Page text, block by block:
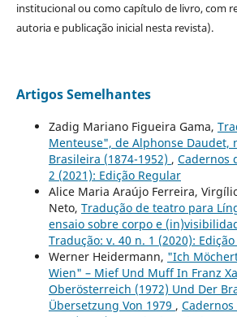
institucional ou como capítulo de livro, com
autoria e publicação inicial nesta revista).
Artigos Semelhantes
Zadig Mariano Figueira Gama,
Menteuse", de Alphonse Daudet,
Brasileira (1874-1952) , Cadernos
2 (2021): Edição Regular
Alice Maria Araújo Ferreira,
Neto, Tradução de teatro para
ensaio sobre corpo e
Tradução: v. 40 n. 1 (2020):
Werner Heidermann, "Ich
Wien" – Mief Und Muff In Franz
Oberösterreich (1972) Und Der
Übersetzung Von 1979 ,